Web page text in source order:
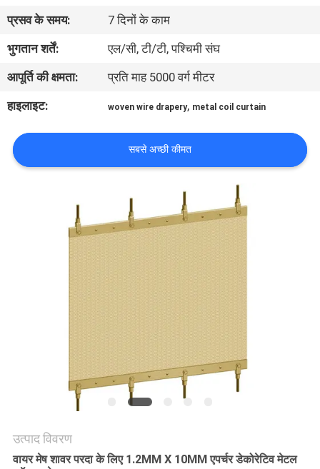
गुणवत्ता
नियंत्रण
हमसे
करें
PRIVACY
प्रसव के समय:
7 दिनों के काम
भुगतान शर्तें:
एल/सी, टी/टी, पश्चिमी संघ
आपूर्ति की क्षमता:
प्रति माह 5000 वर्ग मीटर
हाइलाइट:
woven wire drapery, metal coil curtain
सबसे अच्छी कीमत
उत्पाद विवरण
वायर मेष शावर परदा के लिए 1.2MM X 10MM एपर्चर डेकोरेटिव मेटल